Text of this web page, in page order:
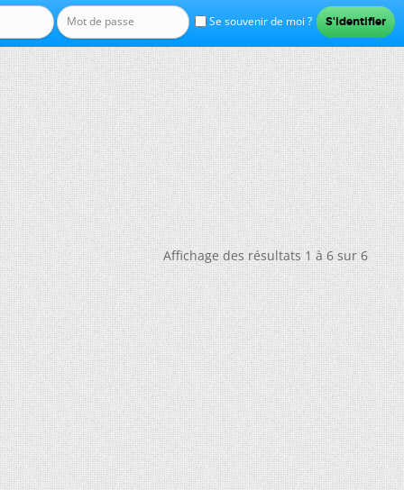
Se souvenir de moi ?
Affichage des résultats 1 à 6 sur 6